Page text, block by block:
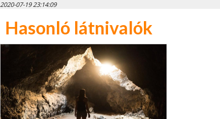
2020-07-19 23:14:09
Hasonló látnivalók